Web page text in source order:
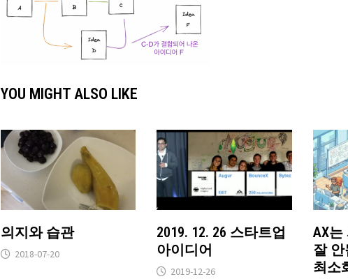
YOU MIGHT ALSO LIKE
의지와 습관
2018-07-20
2019. 12. 26 스타트업
아이디어
2019-12-26
AX
잘
최소